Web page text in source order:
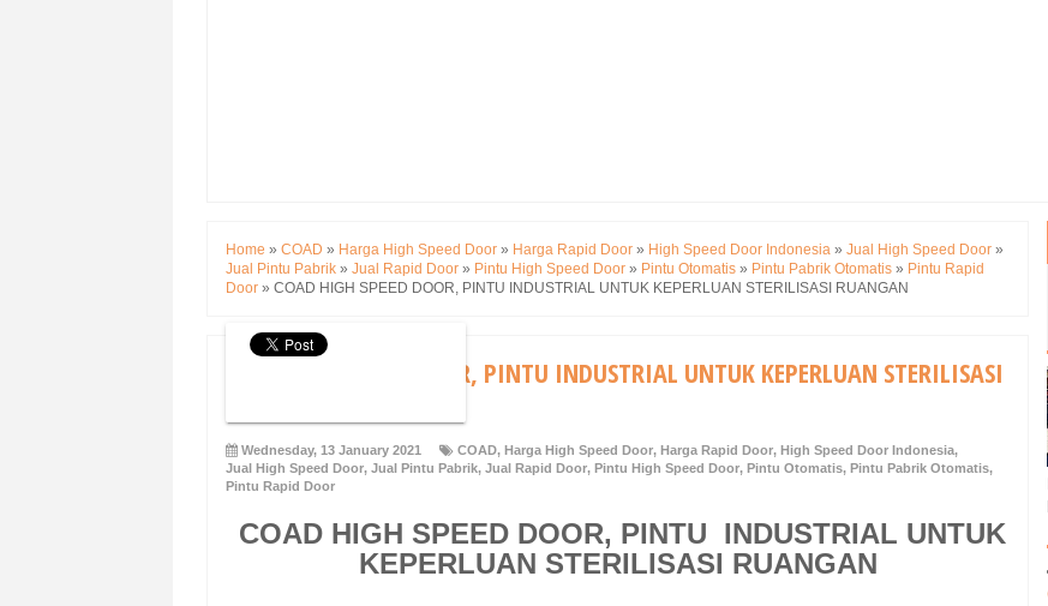
Home » COAD » Harga High Speed Door » Harga Rapid Door » High Speed Door Indonesia » Jual High Speed Door »
Jual Pintu Pabrik » Jual Rapid Door » Pintu High Speed Door » Pintu Otomatis » Pintu Pabrik Otomatis » Pintu Rapid
Door » COAD HIGH SPEED DOOR, PINTU INDUSTRIAL UNTUK KEPERLUAN STERILISASI RUANGAN
COAD HIGH SPEED DOOR, PINTU INDUSTRIAL UNTUK KEPERLUAN STERILISASI
Wednesday, 13 January 2021 COAD, Harga High Speed Door, Harga Rapid Door, High Speed Door Indonesia,
Jual High Speed Door, Jual Pintu Pabrik, Jual Rapid Door, Pintu High Speed Door, Pintu Otomatis, Pintu Pabrik Otomatis,
Pintu Rapid Door
COAD HIGH SPEED DOOR, PINTU INDUSTRIAL UNTUK
KEPERLUAN STERILISASI RUANGAN